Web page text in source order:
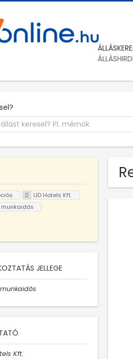
UD Hotels Kft.
munkaidős
JELLEGE
Kft.